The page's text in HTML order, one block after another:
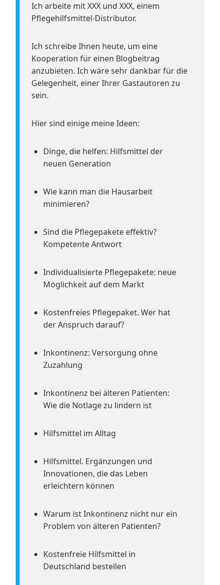
Ich arbeite mit XXX und XXX, einem
Pflegehilfsmittel-Distributor.
Ich schreibe Ihnen heute, um eine
Kooperation für einen Blogbeitrag
anzubieten. Ich wäre sehr dankbar für die
Gelegenheit, einer Ihrer Gastautoren zu
sein.
Hier sind einige meine Ideen:
Dinge, die helfen: Hilfsmittel der
neuen Generation
Wie kann man die Hausarbeit
minimieren?
Sind die Pflegepakete effektiv?
Kompetente Antwort
Individualisierte Pflegepakete: neue
Möglichkeit auf dem Markt
Kostenfreies Pflegepaket. Wer hat
der Anspruch darauf?
Inkontinenz: Versorgung ohne
Zuzahlung
Inkontinenz bei älteren Patienten:
Wie die Notlage zu lindern ist
Hilfsmittel im Alltag
Hilfsmittel. Ergänzungen und
Innovationen, die das Leben
erleichtern können
Warum ist Inkontinenz nicht nur ein
Problem von älteren Patienten?
Kostenfreie Hilfsmittel in
Deutschland bestellen